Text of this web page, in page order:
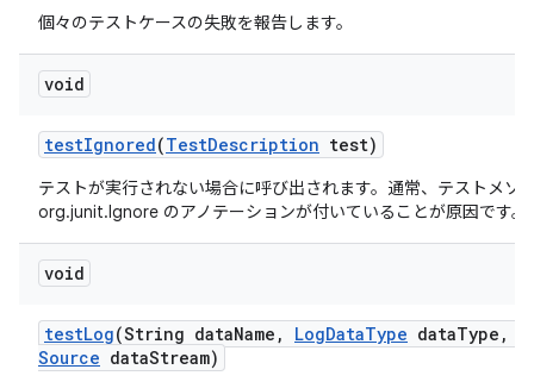
個々のテストケースの失敗を報告します。
void
testIgnored(TestDescription test)
テストが実行されない場合に呼び出されます。通常、テストメソ
org.junit.Ignore のアノテーションが付いていることが原因です。
void
testLog(String dataName , LogDataType dataType ,
Source dataStream)